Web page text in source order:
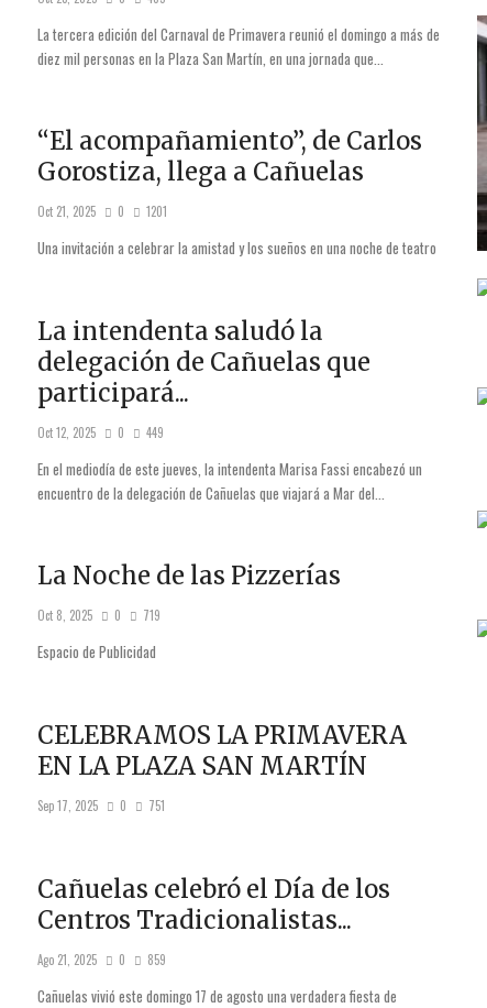
La tercera edición del Carnaval de Primavera reunió el domingo a más de
diez mil personas en la Plaza San Martín, en una jornada que...
“El acompañamiento”, de Carlos
Gorostiza, llega a Cañuelas
Oct 21, 2025 0 1201
Una invitación a celebrar la amistad y los sueños en una noche de teatro
La intendenta saludó la
delegación de Cañuelas que
participará...
Oct 12, 2025 0 449
En el mediodía de este jueves, la intendenta Marisa Fassi encabezó un
encuentro de la delegación de Cañuelas que viajará a Mar del...
La Noche de las Pizzerías
Oct 8, 2025 0 719
Espacio de Publicidad
CELEBRAMOS LA PRIMAVERA
EN LA PLAZA SAN MARTÍN
Sep 17, 2025 0 751
Cañuelas celebró el Día de los
Centros Tradicionalistas...
Ago 21, 2025 0 859
Cañuelas vivió este domingo 17 de agosto una verdadera fiesta de